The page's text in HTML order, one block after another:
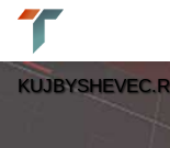
Новости»